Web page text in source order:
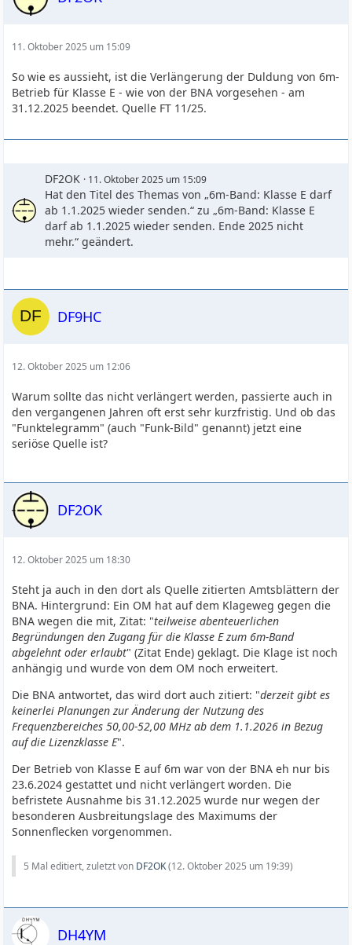
11. Oktober 2025 um 15:09
So wie es aussieht, ist die Verlängerung der Duldung von 6m-
Betrieb für Klasse E - wie von der BNA vorgesehen - am
31.12.2025 beendet. Quelle FT 11/25.
DF2OK 11. Oktober 2025 um 15:09
Hat den Titel des Themas von „6m-Band: Klasse E darf
ab 1.1.2025 wieder senden.“ zu „6m-Band: Klasse E
darf ab 1.1.2025 wieder senden. Ende 2025 nicht
mehr.“ geändert.
DF9HC
12. Oktober 2025 um 12:06
Warum sollte das nicht verlängert werden, passierte auch in
den vergangenen Jahren oft erst sehr kurzfristig. Und ob das
"Funktelegramm" (auch "Funk-Bild" genannt) jetzt eine
seriöse Quelle ist?
DF2OK
12. Oktober 2025 um 18:30
Steht ja auch in den dort als Quelle zitierten Amtsblättern der
BNA. Hintergrund: Ein OM hat auf dem Klageweg gegen die
BNA wegen die mit, Zitat: "teilweise abenteuerlichen
Begründungen den Zugang für die Klasse E zum 6m-Band
abgelehnt oder erlaubt" (Zitat Ende) geklagt. Die Klage ist noch
anhängig und wurde von dem OM noch erweitert.
Die BNA antwortet, das wird dort auch zitiert: "derzeit gibt es
keinerlei Planungen zur Änderung der Nutzung des
Frequenzbereiches 50,00-52,00 MHz ab dem 1.1.2026 in Bezug
auf die Lizenzklasse E".
Der Betrieb von Klasse E auf 6m war von der BNA eh nur bis
23.6.2024 gestattet und nicht verlängert worden. Die
befristete Ausnahme bis 31.12.2025 wurde nur wegen der
besonderen Ausbreitungslage des Maximums der
Sonnenflecken vorgenommen.
5 Mal editiert, zuletzt von DF2OK(12. Oktober 2025 um 19:39)
DH4YM